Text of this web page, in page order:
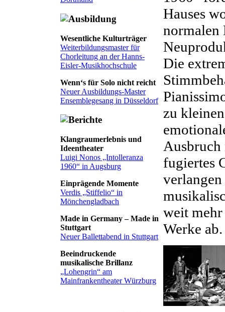
Wesentliche Kulturträger
Weiterbildungsmaster für
Chorleitung an der Hanns-
Eisler-Musikhochschule
Wenn‘s für Solo nicht reicht
Neuer Ausbildungs-Master
Ensemblegesang in Düsseldorf
Klangraumerlebnis und
Ideentheater
Luigi Nonos „Intolleranza
1960“ in Augsburg
Einprägende Momente
Verdis „Stiffelio“ in
Mönchengladbach
Made in Germany – Made in
Stuttgart
Neuer Ballettabend in Stuttgart
Beeindruckende
musikalische Brillanz
„Lohengrin“ am
Mainfrankentheater Würzburg
Hauses
normalen
Die
zu
Ausbruch
fugiertes
weit mehr
Werke ab.